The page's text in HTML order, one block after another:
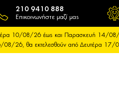
210 9410 888
Επικοινωνήστε μαζί μας
10/08/26 έως και Παρασκευή 14/
08/26, θα εκτελεσθούν από Δευτέρα 17/